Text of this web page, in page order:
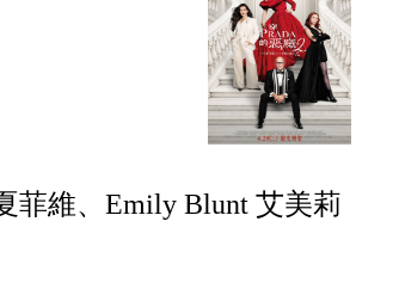
菲維、Emily Blunt 艾美莉